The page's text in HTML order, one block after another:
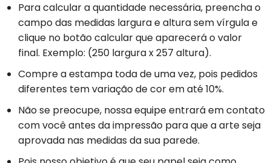
Para calcular a quantidade necessária, preencha o
campo das medidas largura e altura sem vírgula e
clique no botão calcular que aparecerá o valor
final. Exemplo: (250 largura x 257 altura).
Compre a estampa toda de uma vez, pois pedidos
diferentes tem variação de cor em até 10%.
Não se preocupe, nossa equipe entrará em contato
com você antes da impressão para que a arte seja
aprovada nas medidas da sua parede.